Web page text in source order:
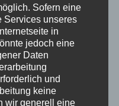
Sofern eine
Services unseres
in
jedoch eine
Daten
und
keine
wir generell eine